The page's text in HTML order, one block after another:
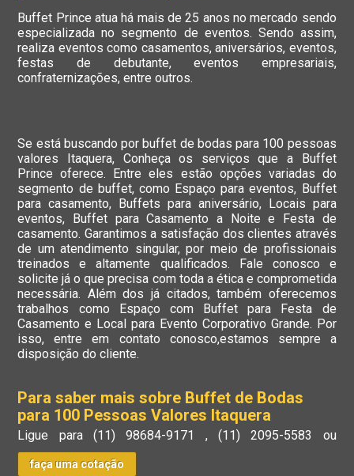
Buffet Prince atua há mais de 25 anos no mercado sendo
especializada no segmento de eventos. Sendo assim,
realiza eventos como casamentos, aniversários, eventos,
festas de debutante, eventos empresariais,
confraternizações, entre outros.
Se está buscando por buffet de bodas para 100 pessoas
valores Itaquera, Conheça os serviços que a Buffet
Prince oferece. Entre eles estão opções variadas do
segmento de buffet, como Espaço para eventos, Buffet
para casamento, Buffets para aniversário, Locais para
eventos, Buffet para Casamento a Noite e Festa de
casamento. Garantimos a satisfação dos clientes através
de um atendimento singular, por meio de profissionais
treinados e altamente qualificados. Fale conosco e
solicite já o que precisa com toda a ética e comprometida
necessária. Além dos já citados, também oferecemos
trabalhos como Espaço com Buffet para Festa de
Casamento e Local para Evento Corporativo Grande. Por
isso, entre em contato conosco,estamos sempre a
disposição do cliente.
Para saber mais sobre Buffet de Bodas
para 100 Pessoas Valores Itaquera
Ligue para(11) 98684-9171 , (11) 2095-5583 ou
faça uma cotação